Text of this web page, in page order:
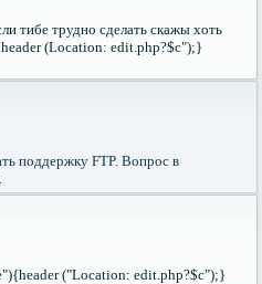
тибе трудно сделать скажы хоть
(Location: edit.php?$c");}
поддержку FTP. Вопрос в
("Location: edit.php?$c");}